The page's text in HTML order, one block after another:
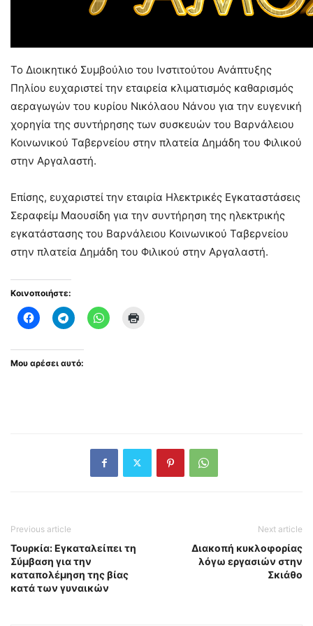
Το Διοικητικό Συμβούλιο του Ινστιτούτου Ανάπτυξης
Πηλίου ευχαριστεί την εταιρεία κλιματισμός καθαρισμός
αεραγωγών του κυρίου Νικόλαου Νάνου για την ευγενική
χορηγία της συντήρησης των συσκευών του Βαρνάλειου
Κοινωνικού Ταβερνείου στην πλατεία Δημάδη του Φιλικού
στην Αργαλαστή.
Επίσης, ευχαριστεί την εταιρία Ηλεκτρικές Εγκαταστάσεις
Σεραφείμ Μαουσίδη για την συντήρηση της ηλεκτρικής
εγκατάστασης του Βαρνάλειου Κοινωνικού Ταβερνείου
στην πλατεία Δημάδη του Φιλικού στην Αργαλαστή.
Κοινοποιήστε:
Μου αρέσει αυτό:
Previous article
Τουρκία: Εγκαταλείπει τη
Σύμβαση για την
καταπολέμηση της βίας
κατά των γυναικών
Next article
Διακοπή κυκλοφορίας
λόγω εργασιών στην
Σκιάθο